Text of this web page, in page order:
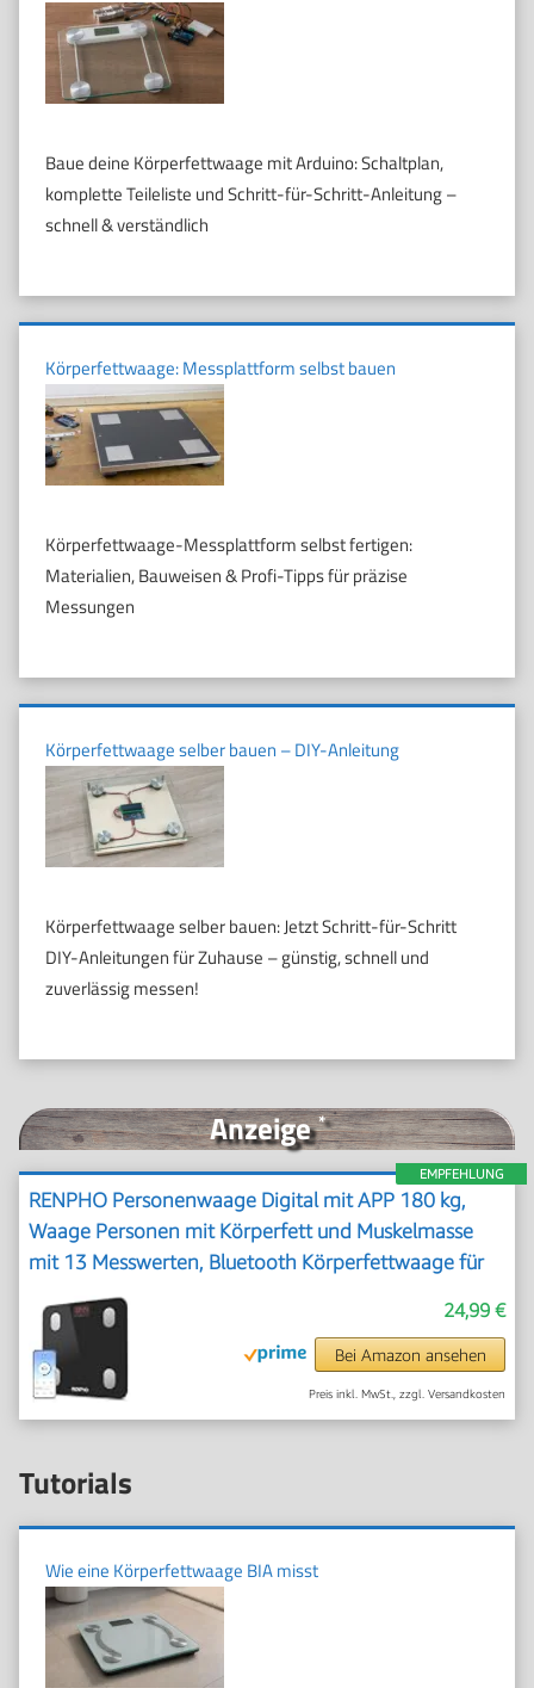
Anzeige*
EMPFEHLUNG
RENPHO Personenwaage Digital mit APP 180 kg,
Waage Personen mit Körperfett und Muskelmasse
mit 13 Messwerten, Bluetooth Körperfettwaage für
Baby und Schwangere, Schwarz
24,99 €
Bei Amazon ansehen
Preis inkl. MwSt., zzgl. Versandkosten
Baue deine Körperfettwaage mit Arduino: Schaltplan,
komplette Teileliste und Schritt-für-Schritt-Anleitung –
schnell & verständlich
Körperfettwaage: Messplattform selbst bauen
Körperfettwaage-Messplattform selbst fertigen:
Materialien, Bauweisen & Profi-Tipps für präzise
Messungen
Körperfettwaage selber bauen – DIY-Anleitung
Körperfettwaage selber bauen: Jetzt Schritt-für-Schritt
DIY-Anleitungen für Zuhause – günstig, schnell und
zuverlässig messen!
Tutorials
Wie eine Körperfettwaage BIA misst